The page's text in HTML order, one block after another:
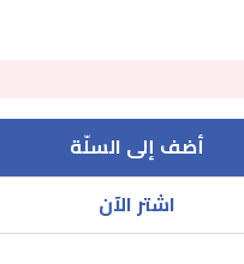
أضف إلى السلّة
اشتر الآن